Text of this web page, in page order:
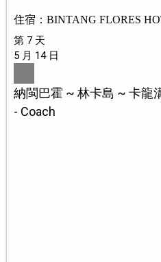
住宿：BINTANG FLORES
第 7 天
5 月 14 日
納閩巴霍 ~ 林卡島 ~ 卡龍
- Coach